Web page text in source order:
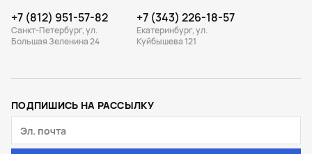
+7 (812) 951-57-82
Санкт-Петербург, ул.
Большая Зеленина 24
+7 (343) 226-18-57
Екатеринбург, ул.
Куйбышева 121
ПОДПИШИСЬ НА РАССЫЛКУ